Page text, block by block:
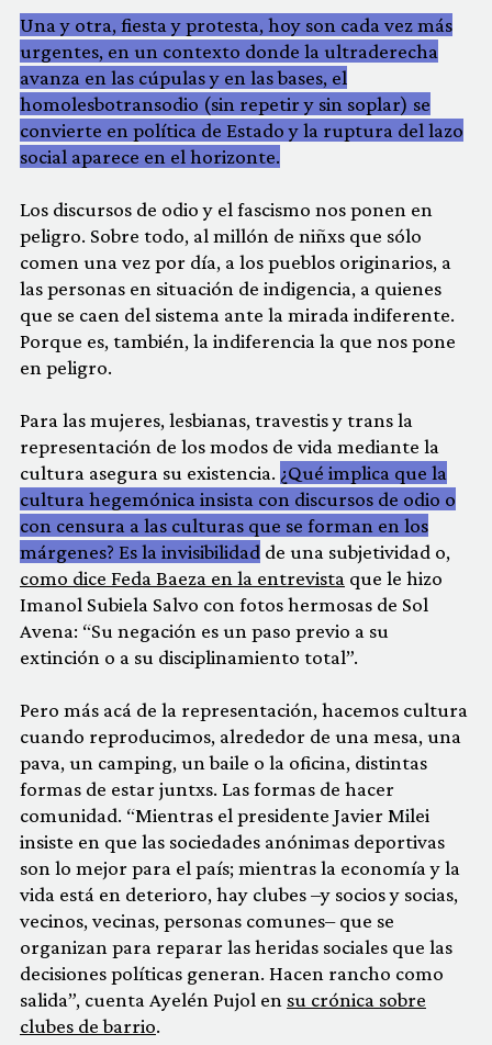
Una y otra, fiesta y protesta, hoy son cada vez más
urgentes, en un contexto donde la ultraderecha
avanza en las cúpulas y en las bases, el
homolesbotransodio (sin repetir y sin soplar) se
convierte en política de Estado y la ruptura del lazo
social aparece en el horizonte.
Los discursos de odio y el fascismo nos ponen en
peligro. Sobre todo, al millón de niñxs que sólo
comen una vez por día, a los pueblos originarios, a
las personas en situación de indigencia, a quienes
que se caen del sistema ante la mirada indiferente.
Porque es, también, la indiferencia la que nos pone
en peligro.
Para las mujeres, lesbianas, travestis y trans la
representación de los modos de vida mediante la
cultura asegura su existencia. ¿Qué implica que la
cultura hegemónica insista con discursos de odio o
con censura a las culturas que se forman en los
márgenes? Es la invisibilidad de una subjetividad o,
como dice Feda Baeza en la entrevista que le hizo
Imanol Subiela Salvo con fotos hermosas de Sol
Avena: “Su negación es un paso previo a su
extinción o a su disciplinamiento total”.
Pero más acá de la representación, hacemos cultura
cuando reproducimos, alrededor de una mesa, una
pava, un camping, un baile o la oficina, distintas
formas de estar juntxs. Las formas de hacer
comunidad. “Mientras el presidente Javier Milei
insiste en que las sociedades anónimas deportivas
son lo mejor para el país; mientras la economía y la
vida está en deterioro, hay clubes –y socios y socias,
vecinos, vecinas, personas comunes– que se
organizan para reparar las heridas sociales que las
decisiones políticas generan. Hacen rancho como
salida”, cuenta Ayelén Pujol en su crónica sobre
clubes de barrio.